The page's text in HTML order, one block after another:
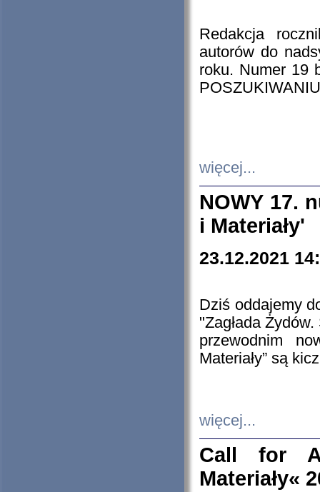
Redakcja
autorów do
roku. Numer 19
więcej...
NOWY 17.
i Materiały'
23.12.2021
Dziś oddajemy
"Zagłada
przewodnim
Materiały” są
więcej...
Call for
Materiały«